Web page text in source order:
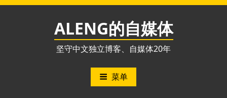
跳
ALENG的自媒体
坚守中文独立博客、自媒体20年
菜单